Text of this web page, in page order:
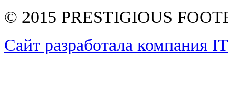
© 2015 PRESTIGIOUS
Сайт разработала компания